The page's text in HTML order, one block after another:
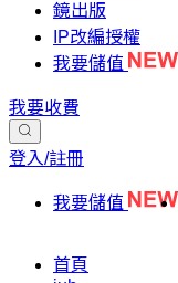
鏡出版
IP改編授權
我要儲值
我要收費
登入/註冊
我要儲值
首頁